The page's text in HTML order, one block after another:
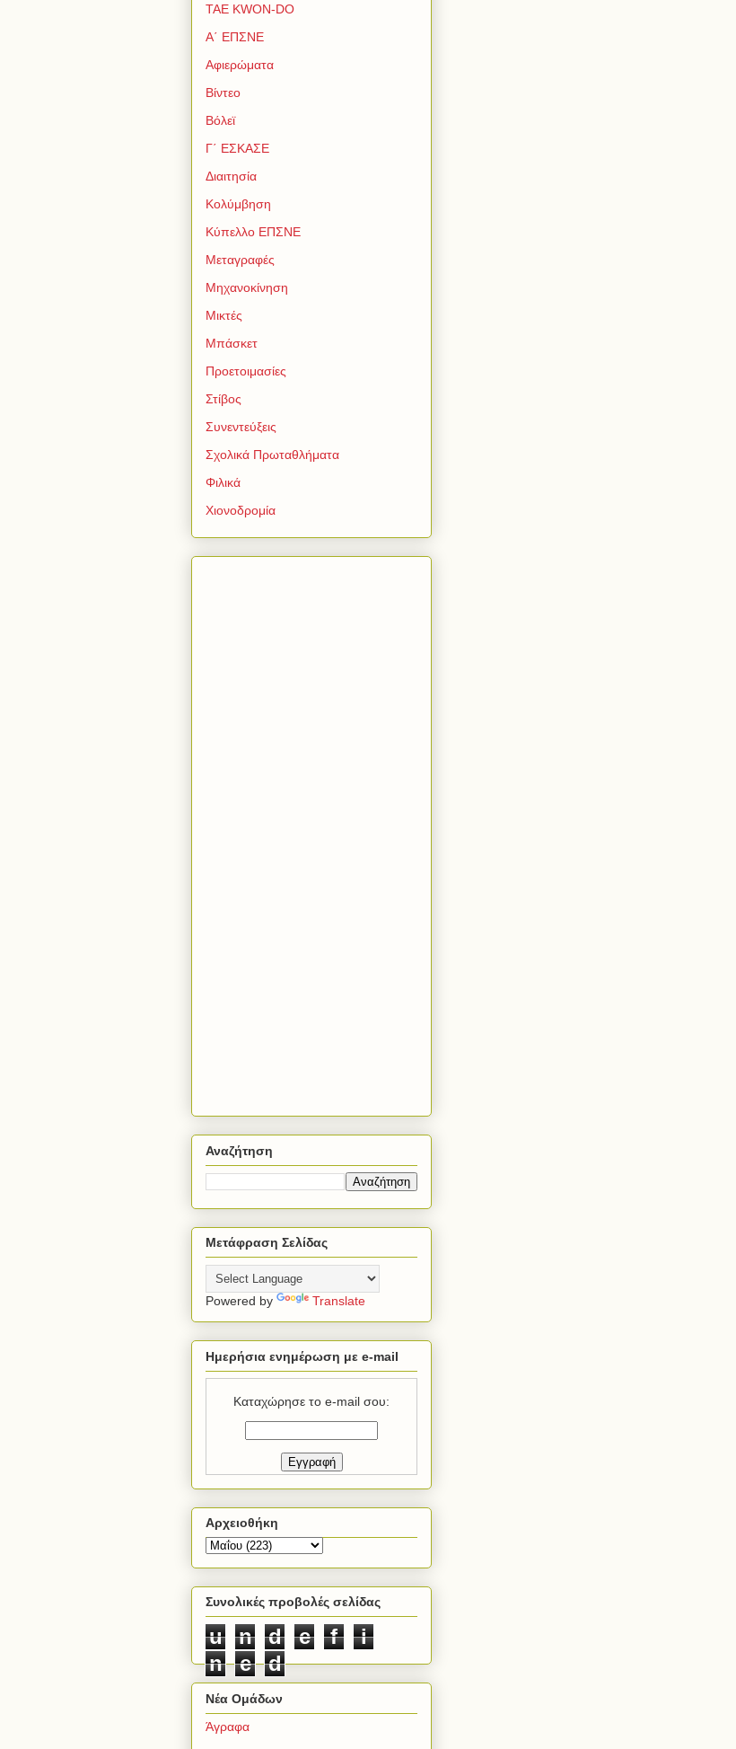
TAE KWON-DO
Α΄ ΕΠΣΝΕ
Αφιερώματα
Βίντεο
Βόλεϊ
Γ΄ ΕΣΚΑΣΕ
Διαιτησία
Κολύμβηση
Κύπελλο ΕΠΣΝΕ
Μεταγραφές
Μηχανοκίνηση
Μικτές
Μπάσκετ
Προετοιμασίες
Στίβος
Συνεντεύξεις
Σχολικά Πρωταθλήματα
Φιλικά
Χιονοδρομία
Αναζήτηση
Μετάφραση Σελίδας
Powered by Translate
Ημερήσια ενημέρωση με e-mail
Καταχώρησε το e-mail σου:
Αρχειοθήκη
Συνολικές προβολές σελίδας
u n d e f
i
n
e d
Νέα Ομάδων
Άγραφα